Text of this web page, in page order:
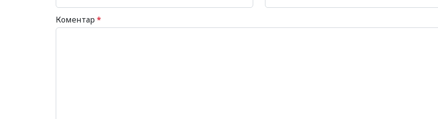
Коментар*